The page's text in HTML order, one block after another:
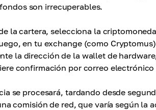
son irrecuperables.
la cartera, selecciona la
en tu exchange (como
la dirección de la wallet de
confirmación por correo
se procesará, tardando desde
comisión de red, que varía según la